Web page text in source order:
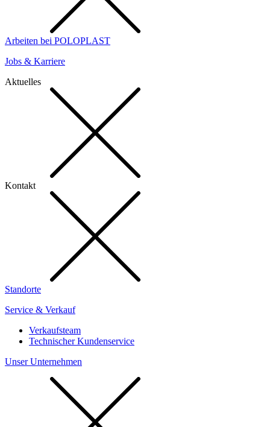
Arbeiten bei POLOPLAST
Jobs & Karriere
Aktuelles
Kontakt
Standorte
Service & Verkauf
Verkaufsteam
Technischer Kundenservice
Unser Unternehmen